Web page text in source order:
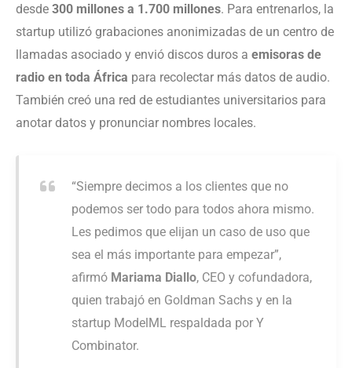
desde 300 millones a 1.700 millones. Para entrenarlos, la
startup utilizó grabaciones anonimizadas de un centro de
llamadas asociado y envió discos duros a emisoras de
radio en toda África para recolectar más datos de audio.
También creó una red de estudiantes universitarios para
anotar datos y pronunciar nombres locales.
“Siempre decimos a los clientes que no
podemos ser todo para todos ahora mismo.
Les pedimos que elijan un caso de uso que
sea el más importante para empezar”,
afirmó Mariama Diallo, CEO y cofundadora,
quien trabajó en Goldman Sachs y en la
startup ModelML respaldada por Y
Combinator.